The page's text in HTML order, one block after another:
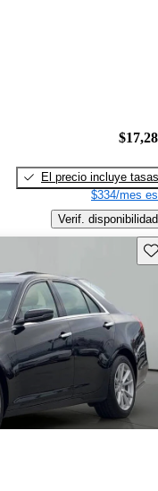
El precio incluye tasas
$334/mes
Verif. disponibilidad